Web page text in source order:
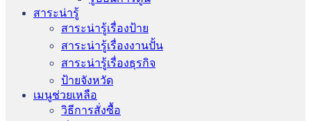
สาระน่ารู้
สาระน่ารู้เรื่องป้าย
สาระน่ารู้เรื่องงานปั้น
สาระน่ารู้เรื่องธุรกิจ
ป้ายจังหวัด
เมนูช่วยเหลือ
วิธีการสั่งซื้อ